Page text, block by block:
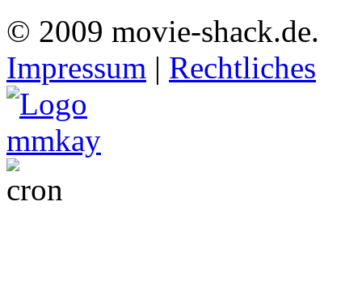
© 2009 movie-shack.de.
Impressum | Rechtliches